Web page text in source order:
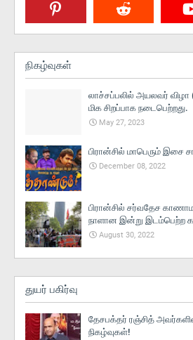
நிகழ்வுகள்
லாச்சப்பலில் அயலவர் விழா
மிக சிறப்பாக நடைபெற்றது.
May 27, 2023
பிரான்சில் மாபெரும் இசை
December 08, 2022
பிரான்சில் சர்வதேச
நாளான இன்று இடம்பெற்ற
August 30, 2022
துயர் பகிர்வு
தேசபக்தர் ரஞ்சித்
நிகழ்வுகள்!